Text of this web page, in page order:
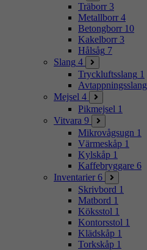
Träborr 3
Metallborr 4
Betongborr 10
Kakelborr 3
Hålsåg 7
Slang 4
Tryckluftsslang 1
Avtappningsslang
Mejsel 4
Pikmejsel 1
Vitvara 9
Mikrovågsugn 1
Värmeskåp 1
Kylskåp 1
Kaffebryggare 6
Inventarier 6
Skrivbord 1
Matbord 1
Köksstol 1
Kontorsstol 1
Klädskåp 1
Torkskåp 1